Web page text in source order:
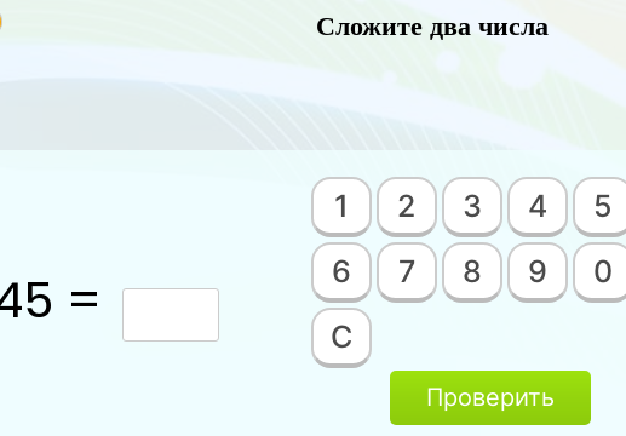
Сложите два числа
=
1 2 3 4
5
6
7 8 9
0
C
Проверить